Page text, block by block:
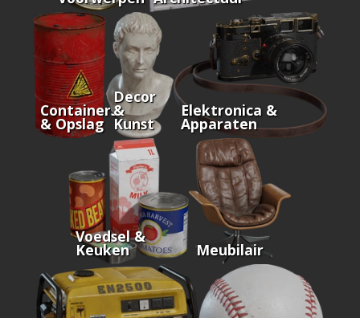
Containers
& Opslag
Decor
&
Kunst
Elektronica &
Apparaten
Voedsel &
Keuken Meubilair